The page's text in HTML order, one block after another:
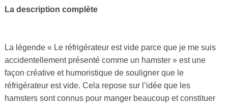
La description complète
La légende « Le réfrigérateur est vide parce que je me suis
accidentellement présenté comme un hamster » est une
façon créative et humoristique de souligner que le
réfrigérateur est vide. Cela repose sur l’idée que les
hamsters sont connus pour manger beaucoup et constituer